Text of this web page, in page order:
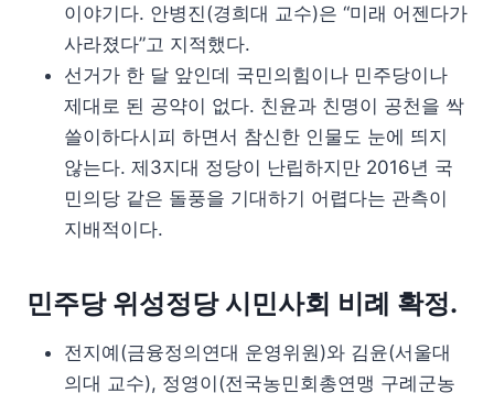
이야기다. 안병진(경희대 교수)은 “미래 어젠다가
사라졌다”고 지적했다.
선거가 한 달 앞인데 국민의힘이나 민주당이나
제대로 된 공약이 없다. 친윤과 친명이 공천을 싹
쓸이하다시피 하면서 참신한 인물도 눈에 띄지
않는다. 제3지대 정당이 난립하지만 2016년 국
민의당 같은 돌풍을 기대하기 어렵다는 관측이
지배적이다.
민주당 위성정당 시민사회 비례 확정.
전지예(금융정의연대 운영위원)와 김윤(서울대
의대 교수), 정영이(전국농민회총연맹 구례군농